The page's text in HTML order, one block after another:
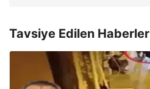
Tavsiye Edilen Haberler